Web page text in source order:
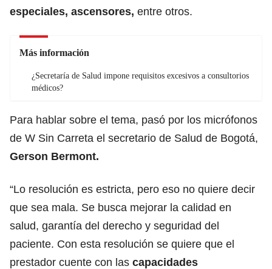
especiales, ascensores, entre otros.
Más información
¿Secretaría de Salud impone requisitos excesivos a consultorios
médicos?
Para hablar sobre el tema, pasó por los micrófonos
de W Sin Carreta el secretario de Salud de Bogotá,
Gerson Bermont.
“Lo resolución es estricta, pero eso no quiere decir
que sea mala. Se busca mejorar la calidad en
salud, garantía del derecho y seguridad del
paciente. Con esta resolución se quiere que el
prestador cuente con las capacidades